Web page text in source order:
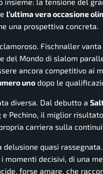
l’ultima vera occasione
una prospettiva concreta.
Fischnaller vanta
del Mondo di slalom
ancora competitivo ai
uno dopo le
diversa. Dal debutto a
e Pechino, il miglior
carriera sulla
delusione quasi
momenti decisivi, di una
forse amare, che